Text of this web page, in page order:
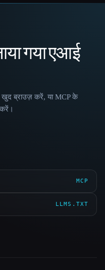
गया एआई
ब्राउज़ करें, या MCP के
MCP
LLMS.TXT